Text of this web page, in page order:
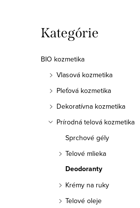
o
č
n
p
Preskočiť
kategórie
Kategórie
BIO kozmetika
Vlasová kozmetika
Pleťová kozmetika
Dekoratívna kozmetika
Prírodná telová kozmetika
Sprchové gély
Telové mlieka
Deodoranty
Krémy na ruky
Telové oleje